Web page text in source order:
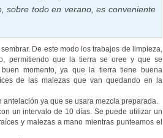
sobre todo en verano, es conveniente
De este modo los trabajos de limpieza,
permitiendo que la tierra se oree y que se
momento, ya que la tierra tiene buena
de las malezas que van quedando en la
ya que se usara mezcla preparada.
un intervalo de 10 días. Se puede utilizar un
y malezas a mano mientras punteamos el